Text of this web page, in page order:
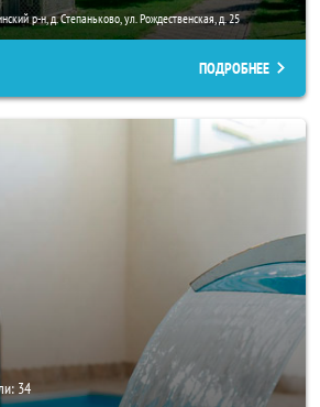
р-н, д. Степаньково, ул. Рождественская, д. 25
ПОДРОБНЕЕ
34